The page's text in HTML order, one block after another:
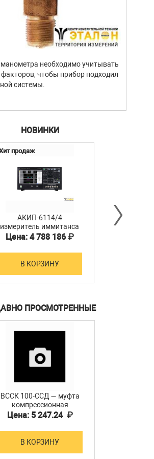
необходимо учитывать
чтобы прибор подходил
системы.
НОВИНКИ
АКИП-6114/4
измеритель иммитанса
Цена: 4 788 186 ₽
В КОРЗИНУ
продаж
ПРОСМОТРЕННЫЕ
ВССК 100-ССД — муфта
компрессионная
соединительная на 100
Цена: 5 247.24 ₽
В КОРЗИНУ